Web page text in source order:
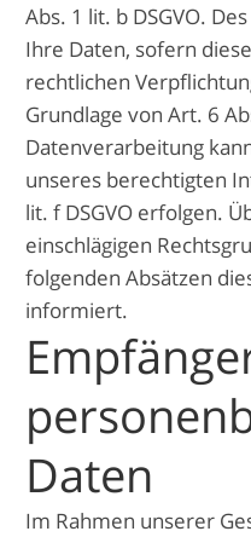
Abs. 1 lit. b DSGVO.
Ihre Daten, sofern
rechtlichen
Grundlage von Art. 6
Datenverarbeitung
unseres berechtigten
lit. f DSGVO erfolgen.
einschlägigen
folgenden Absätzen
informiert.
Daten
Im Rahmen unserer